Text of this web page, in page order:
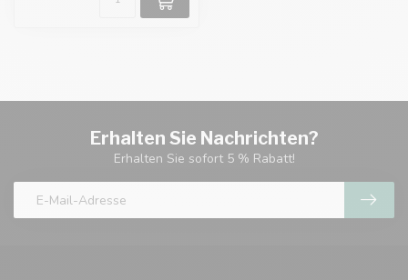
Erhalten Sie Nachrichten?
Erhalten Sie sofort 5 % Rabatt!